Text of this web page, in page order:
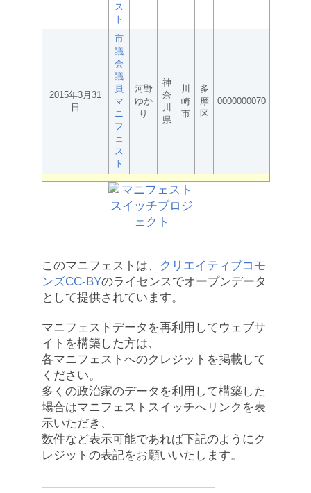
ス
ト
2015年3月31
日
市
議
会
議
員
マ
ニ
フ
ェ
ス
ト
河野
ゆか
り
神
奈
川
県
川
崎
市
多
摩
区
0000000070
このマニフェストは、
クリエイティブコモ
ンズCC-BYのライセンスでオープンデータ
として提供されています。
マニフェストデータを再利用してウェブサ
イトを構築した方は、
各マニフェストへのクレジットを掲載して
ください。
多くの政治家のデータを利用して構築した
場合はマニフェストスイッチへリンクを表
示いただき、
数件など表示可能であれば下記のようにク
レジットの表記をお願いいたします。